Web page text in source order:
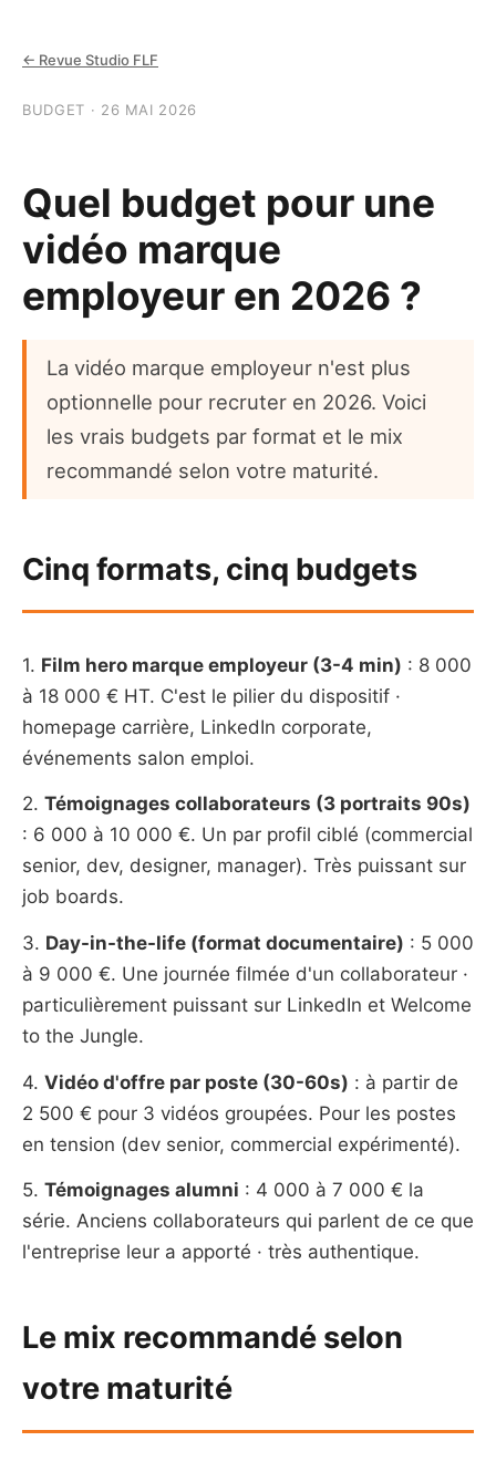
← Revue Studio FLF
BUDGET · 26 MAI 2026
Quel budget pour une
vidéo marque
employeur en 2026 ?
La vidéo marque employeur n'est plus
optionnelle pour recruter en 2026. Voici
les vrais budgets par format et le mix
recommandé selon votre maturité.
Cinq formats, cinq budgets
1. Film hero marque employeur (3-4 min) : 8 000
à 18 000 € HT. C'est le pilier du dispositif ·
homepage carrière, LinkedIn corporate,
événements salon emploi.
2. Témoignages collaborateurs (3 portraits 90s)
: 6 000 à 10 000 €. Un par profil ciblé (commercial
senior, dev, designer, manager). Très puissant sur
job boards.
3. Day-in-the-life (format documentaire) : 5 000
à 9 000 €. Une journée filmée d'un collaborateur ·
particulièrement puissant sur LinkedIn et Welcome
to the Jungle.
4. Vidéo d'offre par poste (30-60s) : à partir de
2 500 € pour 3 vidéos groupées. Pour les postes
en tension (dev senior, commercial expérimenté).
5. Témoignages alumni : 4 000 à 7 000 € la
série. Anciens collaborateurs qui parlent de ce que
l'entreprise leur a apporté · très authentique.
Le mix recommandé selon
votre maturité